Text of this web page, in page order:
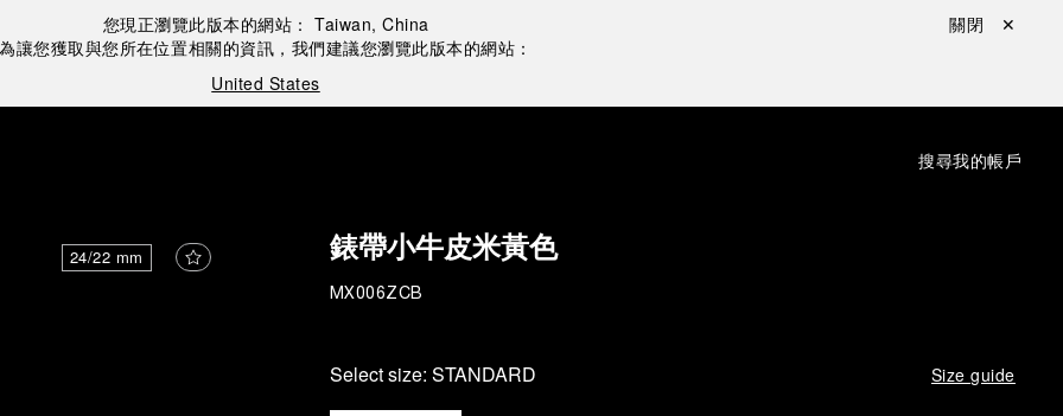
您現正瀏覽此版本的網站： Taiwan, China
為讓您獲取與您所在位置相關的資訊，我們建議您瀏覽此版本的網站：
United States
關閉 ✕
搜尋我的帳戶
24/22 mm 錶帶小牛皮米黃色
MX006ZCB
Select size: STANDARD Size guide